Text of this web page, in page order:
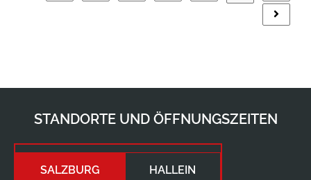
STANDORTE UND ÖFFNUNGSZEITEN
SALZBURG HALLEIN